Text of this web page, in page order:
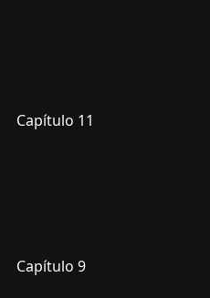
Capítulo 11
Capítulo 9